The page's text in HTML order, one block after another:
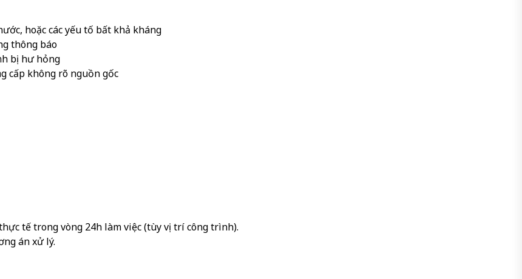
hoặc các yếu tố bất khả kháng
thông báo
bị hư hỏng
cấp không rõ nguồn gốc
tế trong vòng 24h làm việc (tùy vị trí công trình).
án xử lý.